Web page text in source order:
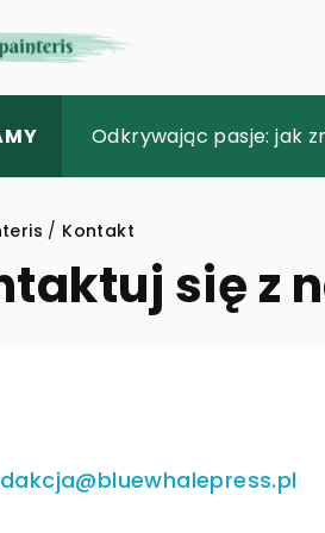
Tworzenie unikalnych
Odkrywając pasje: jak
Jak zbalansować
/ Kontakt
się z